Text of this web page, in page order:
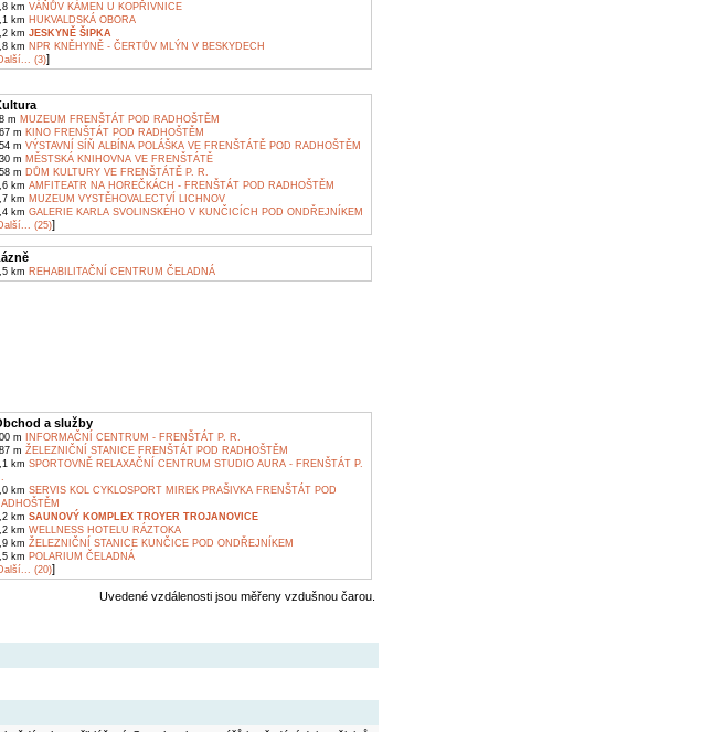
km VÁŇŮV KÁMEN U KOPŘIVNICE
km HUKVALDSKÁ OBORA
km JESKYNĚ ŠIPKA
km NPR KNĚHYNĚ - ČERTŮV MLÝN V BESKYDECH
(3)]
m MUZEUM FRENŠTÁT POD RADHOŠTĚM
m KINO FRENŠTÁT POD RADHOŠTĚM
m VÝSTAVNÍ SÍŇ ALBÍNA POLÁŠKA VE FRENŠTÁTĚ POD RADHOŠTĚM
m MĚSTSKÁ KNIHOVNA VE FRENŠTÁTĚ
m DŮM KULTURY VE FRENŠTÁTĚ P. R.
km AMFITEATR NA HOREČKÁCH - FRENŠTÁT POD RADHOŠTĚM
km MUZEUM VYSTĚHOVALECTVÍ LICHNOV
km GALERIE KARLA SVOLINSKÉHO V KUNČICÍCH POD ONDŘEJNÍKEM
(25)]
km REHABILITAČNÍ CENTRUM ČELADNÁ
a služby
m INFORMAČNÍ CENTRUM - FRENŠTÁT P. R.
m ŽELEZNIČNÍ STANICE FRENŠTÁT POD RADHOŠTĚM
km SPORTOVNĚ RELAXAČNÍ CENTRUM STUDIO AURA - FRENŠTÁT P.
km SERVIS KOL CYKLOSPORT MIREK PRAŠIVKA FRENŠTÁT POD
km SAUNOVÝ KOMPLEX TROYER TROJANOVICE
km WELLNESS HOTELU RÁZTOKA
km ŽELEZNIČNÍ STANICE KUNČICE POD ONDŘEJNÍKEM
km POLARIUM ČELADNÁ
(20)]
Uvedené vzdálenosti jsou měřeny vzdušnou čarou.